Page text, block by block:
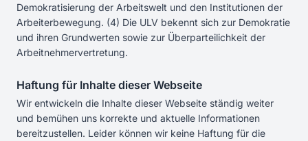
Demokratisierung der Arbeitswelt und den Institutionen der
Arbeiterbewegung. (4) Die ULV bekennt sich zur Demokratie
und ihren Grundwerten sowie zur Überparteilichkeit der
Arbeitnehmervertretung.
Haftung für Inhalte dieser Webseite
Wir entwickeln die Inhalte dieser Webseite ständig weiter
und bemühen uns korrekte und aktuelle Informationen
bereitzustellen. Leider können wir keine Haftung für die